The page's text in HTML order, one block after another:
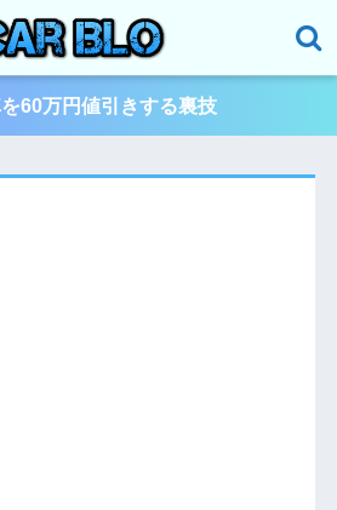
60万円値引きする裏技